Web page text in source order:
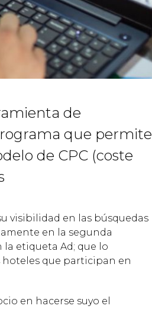
de
que permite
de CPC (coste
visibilidad en las búsquedas
en la segunda
etiqueta Ad; que lo
hoteles que participan en
en hacerse suyo el